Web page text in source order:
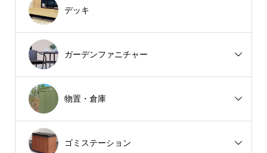
デッキ
ガーデンファニチャー
物置・倉庫
ゴミステーション